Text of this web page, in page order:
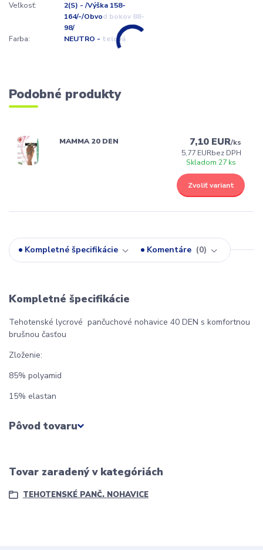
Veľkosť:
2(S) - /Výška 158-
164/-/Obvod bokov 88-
98/
Farba:
NEUTRO - telová
Podobné produkty
MAMMA 20 DEN 7,10 EUR/ks
5,77 EURbez DPH
Skladom 27 ks
Zvoliť variant
Kompletné špecifikácie Komentáre 0
Kompletné špecifikácie
Tehotenské lycrové pančuchové nohavice 40 DEN s komfortnou
brušnou časťou
Zloženie:
85% polyamid
15% elastan
Pôvod tovaru
Tovar zaradený v kategóriách
TEHOTENSKÉ PANČ. NOHAVICE